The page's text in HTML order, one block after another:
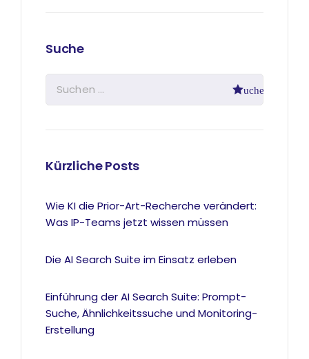
Suche
Kürzliche Posts
Wie KI die Prior-Art-Recherche verändert:
Was IP-Teams jetzt wissen müssen
Die AI Search Suite im Einsatz erleben
Einführung der AI Search Suite: Prompt-
Suche, Ähnlichkeitssuche und Monitoring-
Erstellung